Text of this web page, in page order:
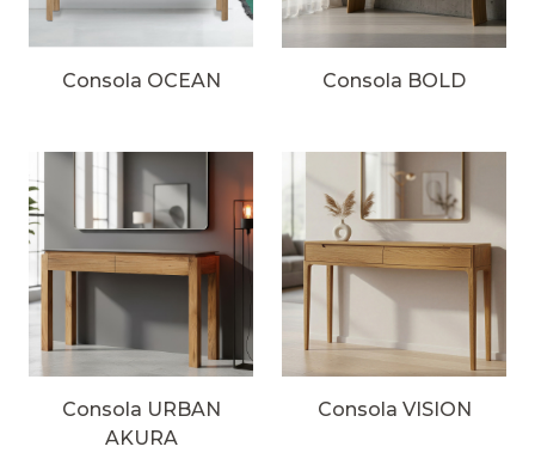
Consola OCEAN Consola BOLD
Consola URBAN
AKURA
Consola VISION